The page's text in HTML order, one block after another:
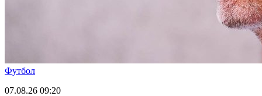
Футбол
07.08.26 09:20